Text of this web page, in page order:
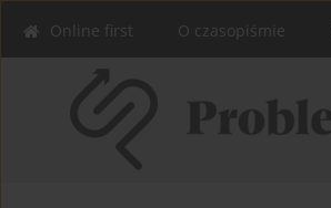
Online first O czasopiśmie